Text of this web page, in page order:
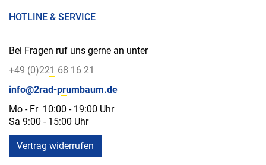
HOTLINE & SERVICE
Bei Fragen ruf uns gerne an unter
+49 (0)221 68 16 21
info@2rad-prumbaum.de
Mo - Fr 10:00 - 19:00 Uhr
Sa 9:00 - 15:00 Uhr
Vertrag widerrufen